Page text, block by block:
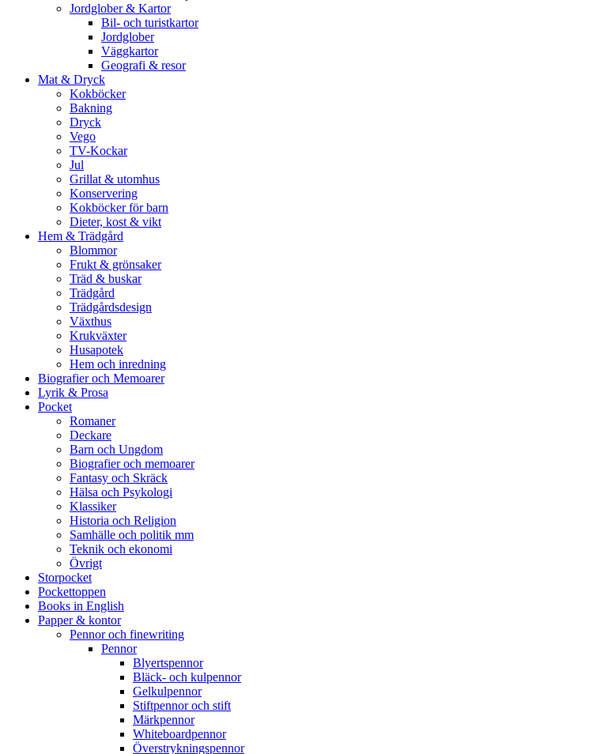
Jordglober & Kartor
Bil- och turistkartor
Jordglober
Väggkartor
Geografi & resor
Mat & Dryck
Kokböcker
Bakning
Dryck
Vego
TV-Kockar
Jul
Grillat & utomhus
Konservering
Kokböcker för barn
Dieter, kost & vikt
Hem & Trädgård
Blommor
Frukt & grönsaker
Träd & buskar
Trädgård
Trädgårdsdesign
Växthus
Krukväxter
Husapotek
Hem och inredning
Biografier och Memoarer
Lyrik & Prosa
Pocket
Romaner
Deckare
Barn och Ungdom
Biografier och memoarer
Fantasy och Skräck
Hälsa och Psykologi
Klassiker
Historia och Religion
Samhälle och politik mm
Teknik och ekonomi
Övrigt
Storpocket
Pockettoppen
Books in English
Papper & kontor
Pennor och finewriting
Pennor
Blyertspennor
Bläck- och kulpennor
Gelkulpennor
Stiftpennor och stift
Märkpennor
Whiteboardpennor
Överstrykningspennor